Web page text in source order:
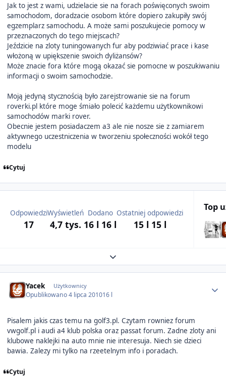
Jak to jest z wami, udzielacie sie na forach poświęconych swoim
samochodom, doradzacie osobom które dopiero zakupiły swój
egzemplarz samochodu. A może sami poszukujecie pomocy w
przeznaczonych do tego miejscach?
Jeździcie na zloty tuningowanych fur aby podziwiać prace i kase
włożoną w upiększenie swoich dyliżansów?
Może znacie fora które mogą okazać sie pomocne w poszukiwaniu
informacji o swoim samochodzie.
Moją jedyną stycznością było zarejstrowanie sie na forum
roverki.pl które moge śmiało polecić każdemu użytkownikowi
samochodów marki rover.
Obecnie jestem posiadaczem a3 ale nie nosze sie z zamiarem
aktywnego uczestniczenia w tworzeniu społeczności wokół tego
modelu
Cytuj
Odpowiedzi
17
Wyświetleń
4,7 tys.
Dodano
16 l 16 l
Ostatniej odpowiedzi
15 l 15 l
Top
Expand topic overview
Yacek Użytkownicy
Opublikowano4 lipca 201016 l
Pisalem jakis czas temu na golf3.pl. Czytam rowniez forum
vwgolf.pl i audi a4 klub polska oraz passat forum. Zadne zloty ani
klubowe naklejki na auto mnie nie interesuja. Niech sie dzieci
bawia. Zalezy mi tylko na rzeetelnym info i poradach.
Cytuj